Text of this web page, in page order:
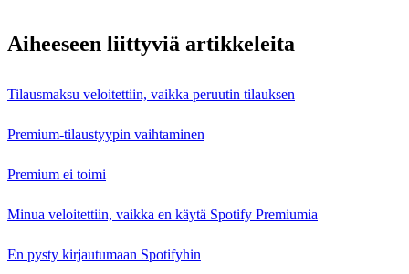
Aiheeseen liittyviä artikkeleita
Tilausmaksu veloitettiin, vaikka peruutin tilauksen
Premium-tilaustyypin vaihtaminen
Premium ei toimi
Minua veloitettiin, vaikka en käytä Spotify Premiumia
En pysty kirjautumaan Spotifyhin